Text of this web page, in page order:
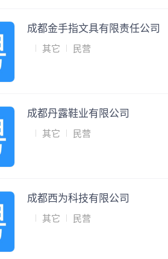
成都金手指文具有限责任公司
其它 民营
成都丹露鞋业有限公司
其它 民营
成都西为科技有限公司
其它 民营